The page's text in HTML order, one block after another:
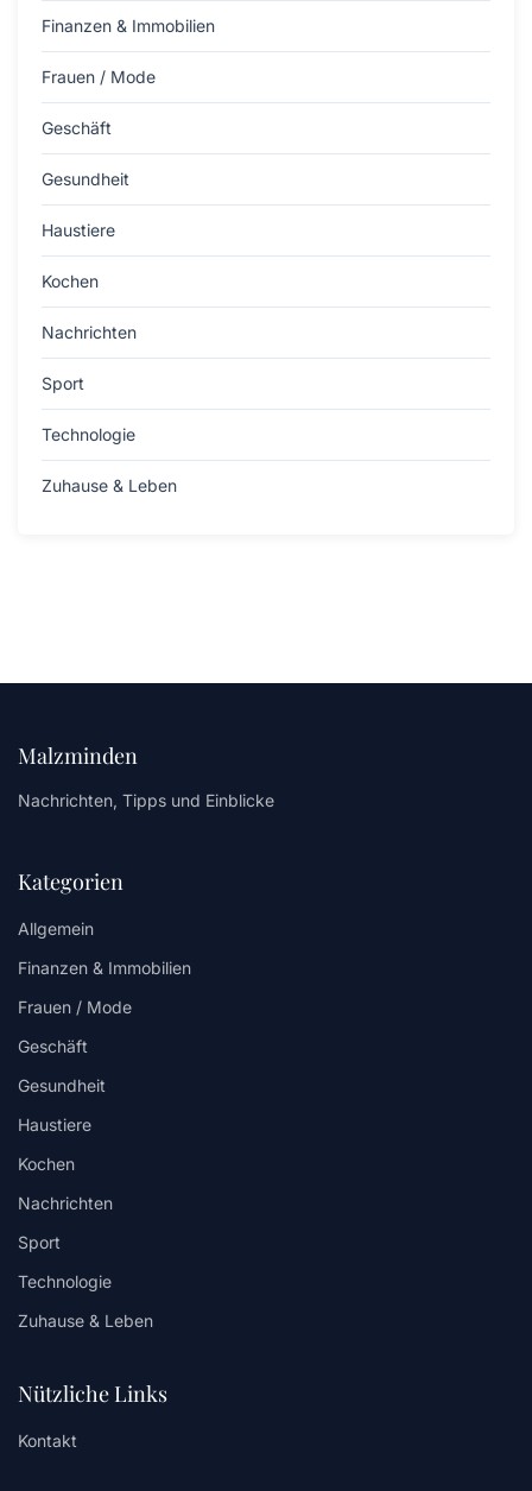
Finanzen & Immobilien
Frauen / Mode
Geschäft
Gesundheit
Haustiere
Kochen
Nachrichten
Sport
Technologie
Zuhause & Leben
Malzminden
Nachrichten, Tipps und Einblicke
Kategorien
Allgemein
Finanzen & Immobilien
Frauen / Mode
Geschäft
Gesundheit
Haustiere
Kochen
Nachrichten
Sport
Technologie
Zuhause & Leben
Nützliche Links
Kontakt